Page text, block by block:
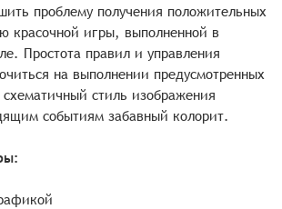
проблему получения положительных
красочной игры, выполненной в
Простота правил и управления
на выполнении предусмотренных
стиль изображения
событиям забавный колорит.